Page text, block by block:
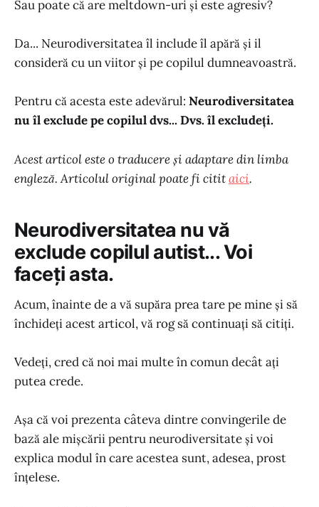
Sau poate că are meltdown-uri și este agresiv?
Da... Neurodiversitatea îl include îl apără și il
consideră cu un viitor și pe copilul dumneavoastră.
Pentru că acesta este adevărul: Neurodiversitatea
nu îl exclude pe copilul dvs... Dvs. îl excludeți.
Acest articol este o traducere și adaptare din limba
engleză. Articolul original poate fi cititaici.
Neurodiversitatea nu vă
exclude copilul autist... Voi
faceți asta.
Acum, înainte de a vă supăra prea tare pe mine și să
închideți acest articol, vă rog să continuați să citiți.
Vedeți, cred că noi mai multe în comun decât ați
putea crede.
Așa că voi prezenta câteva dintre convingerile de
bază ale mișcării pentru neurodiversitate și voi
explica modul în care acestea sunt, adesea, prost
înțelese.